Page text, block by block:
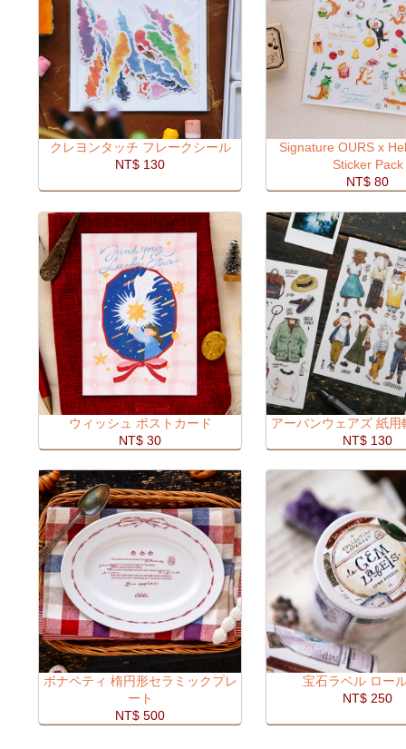
クレヨンタッチ フレークシール
NT$ 130
Signature OURS x
Sticker Pack
NT$ 80
ウィッシュ ポストカード
NT$ 30
アーバンウェアズ 紙用
NT$ 130
ボナペティ 楕円形セラミックプレ
ート
NT$ 500
宝石ラベル ロー
NT$ 250